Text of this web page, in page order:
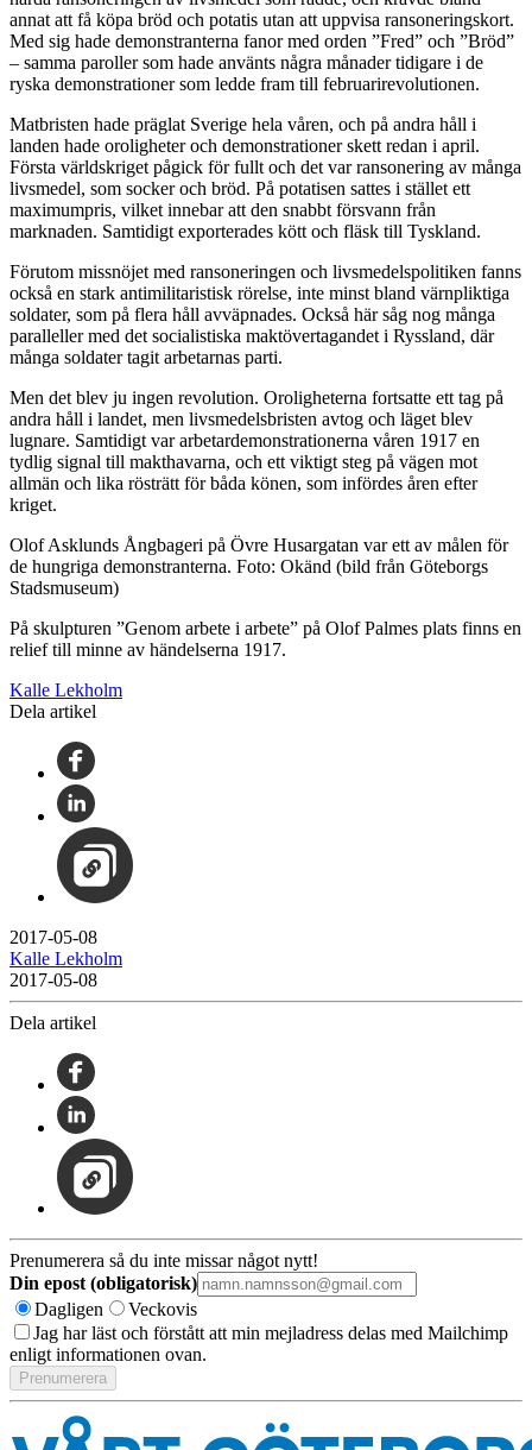
annat att få köpa bröd och potatis utan att uppvisa ransoneringskort.
Med sig hade demonstranterna fanor med orden ”Fred” och ”Bröd”
– samma paroller som hade använts några månader tidigare i de
ryska demonstrationer som ledde fram till februarirevolutionen.
Matbristen hade präglat Sverige hela våren, och på andra håll i
landen hade oroligheter och demonstrationer skett redan i april.
Första världskriget pågick för fullt och det var ransonering av många
livsmedel, som socker och bröd. På potatisen sattes i stället ett
maximumpris, vilket innebar att den snabbt försvann från
marknaden. Samtidigt exporterades kött och fläsk till Tyskland.
Förutom missnöjet med ransoneringen och livsmedelspolitiken fanns
också en stark antimilitaristisk rörelse, inte minst bland värnpliktiga
soldater, som på flera håll avväpnades. Också här såg nog många
paralleller med det socialistiska maktövertagandet i Ryssland, där
många soldater tagit arbetarnas parti.
Men det blev ju ingen revolution. Oroligheterna fortsatte ett tag på
andra håll i landet, men livsmedelsbristen avtog och läget blev
lugnare. Samtidigt var arbetardemonstrationerna våren 1917 en
tydlig signal till makthavarna, och ett viktigt steg på vägen mot
allmän och lika rösträtt för båda könen, som infördes åren efter
kriget.
Olof Asklunds Ångbageri på Övre Husargatan var ett av målen för
de hungriga demonstranterna. Foto: Okänd (bild från Göteborgs
Stadsmuseum)
På skulpturen ”Genom arbete i arbete” på Olof Palmes plats finns en
relief till minne av händelserna 1917.
Kalle Lekholm
Dela artikel
2017-05-08
Kalle Lekholm
2017-05-08
Dela artikel
Prenumerera så du inte missar något nytt!
Din epost (obligatorisk)
Dagligen
Veckovis
Jag har läst och förstått att min mejladress delas med Mailchimp
enligt informationen ovan.